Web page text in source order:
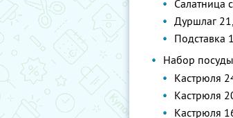
Салатница
Дуршлаг
Подставка
Набор
Кастрюля
Кастрюля
Кастрюля